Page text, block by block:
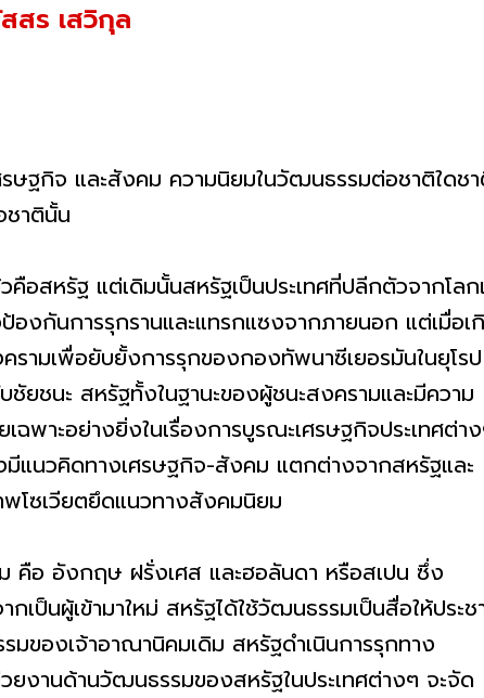
สร เสวิกุล
และสังคม ความนิยมในวัฒนธรรมต่อชาติใดช
ชาตินั้น
ฐ แต่เดิมนั้นสหรัฐเป็นประเทศที่ปลีกตัวจากโลก
งกันการรุกรานและแทรกแซงจากภายนอก แต่เมื่อเ
ามเพื่อยับยั้งการรุกของกองทัพนาซีเยอรมันในยุโรป
ชนะ สหรัฐทั้งในฐานะของผู้ชนะสงครามและมีความ
าะอย่างยิ่งในเรื่องการบูรณะเศรษฐกิจประเทศต่า
มีแนวคิดทางเศรษฐกิจ-สังคม แตกต่างจากสหรัฐและ
โซเวียตยึดแนวทางสังคมนิยม
อังกฤษ ฝรั่งเศส และฮอลันดา หรือสเปน ซึ่ง
เป็นผู้เข้ามาใหม่ สหรัฐได้ใช้วัฒนธรรมเป็นสื่อให้ประช
ของเจ้าอาณานิคมเดิม สหรัฐดำเนินการรุกทาง
งานด้านวัฒนธรรมของสหรัฐในประเทศต่างๆ จะจัด